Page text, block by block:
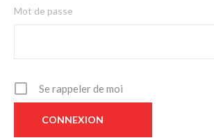
Mot de passe
Se rappeler de moi